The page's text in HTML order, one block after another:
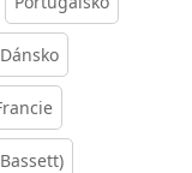
Dánsko